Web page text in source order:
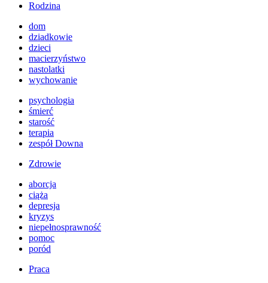
Rodzina
dom
dziadkowie
dzieci
macierzyństwo
nastolatki
wychowanie
psychologia
śmierć
starość
terapia
zespół Downa
Zdrowie
aborcja
ciąża
depresja
kryzys
niepełnosprawność
pomoc
poród
Praca